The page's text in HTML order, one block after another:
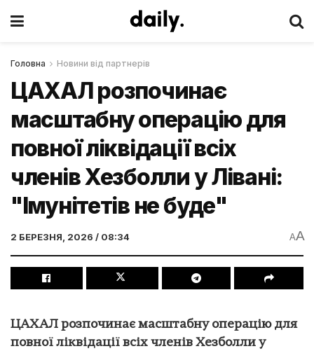
Головна Новини від партнерів
ЦАХАЛ розпочинає
масштабну операцію для
повної ліквідації всіх
членів Хезболли у Лівані:
"Імунітетів не буде"
2 БЕРЕЗНЯ, 2026 / 08:34 AA
ЦАХАЛ розпочинає масштабну операцію для
повної ліквідації всіх членів Хезболли у